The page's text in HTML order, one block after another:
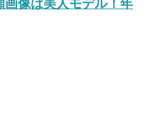
像は美人モデル！年